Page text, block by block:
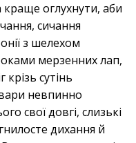
оглухнути, аби
сичання
з шелехом
мерзенних лап,
крізь сутінь
невпинно
свої довгі, слизькі
дихання й